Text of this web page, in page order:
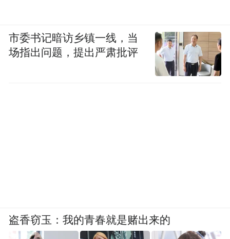
市委书记暗访乡镇一线，当
场指出问题，提出严肃批评
盗香窃玉：我的青春就是赌出来的